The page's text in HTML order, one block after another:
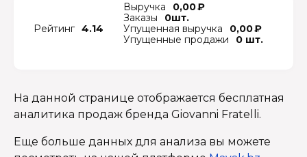
Рейтинг 4.14
Выручка
0,00 ₽
Заказы
0шт.
Упущенная выручка
0,00 ₽
Упущенные продажи
0 шт.
На данной странице отображается бесплатная
аналитика продаж бренда Giovanni Fratelli.
Еще больше данных для анализа вы можете